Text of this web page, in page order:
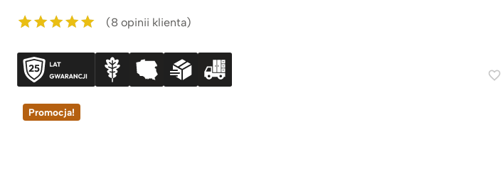
5.00na 5 na
podstawie
ocen
klientów
(8 opinii klienta)
Promocja!